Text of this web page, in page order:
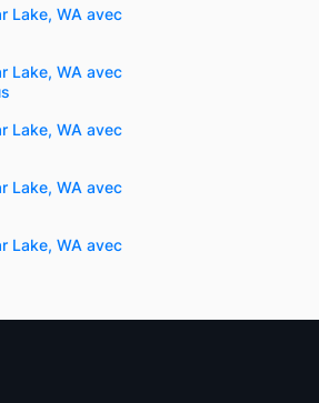
Lake, WA avec
Lake, WA avec
Lake, WA avec
Lake, WA avec
Lake, WA avec